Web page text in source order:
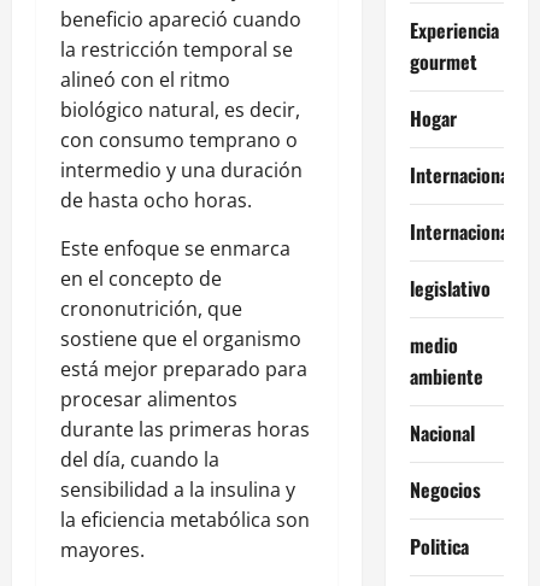
beneficio apareció cuando
la restricción temporal se
alineó con el ritmo
biológico natural, es decir,
con consumo temprano o
intermedio y una duración
de hasta ocho horas.
Este enfoque se enmarca
en el concepto de
crononutrición, que
sostiene que el organismo
está mejor preparado para
procesar alimentos
durante las primeras horas
del día, cuando la
sensibilidad a la insulina y
la eficiencia metabólica son
mayores.
Experiencia
gourmet
Hogar
Internacional
Internacionales
legislativo
medio
ambiente
Nacional
Negocios
Politica